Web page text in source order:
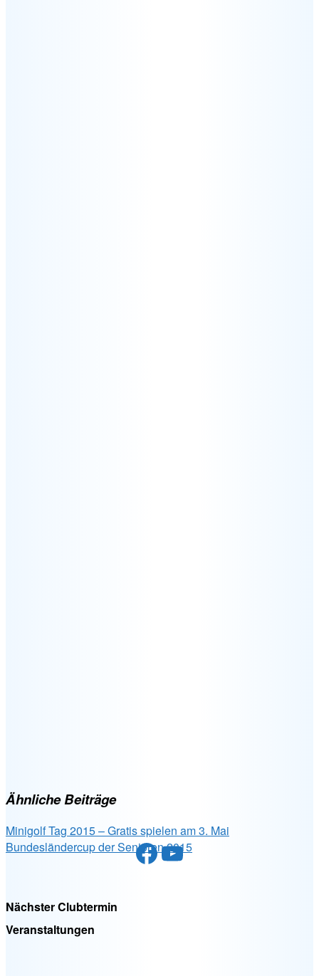
Ähnliche Beiträge
Minigolf Tag 2015 – Gratis spielen am 3. Mai
Bundesländercup der Senioren 2015
Facebook
YouTube
Nächster Clubtermin
Veranstaltungen